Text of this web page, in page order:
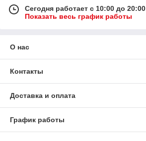
Сегодня работает с 10:00 до 20:00
Показать весь график работы
О нас
Контакты
Доставка и оплата
График работы